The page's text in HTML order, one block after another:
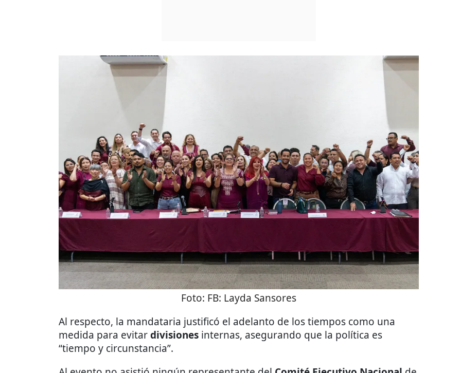
Foto: FB: Layda Sansores
Al respecto, la mandataria justificó el adelanto de los tiempos como una
medida para evitardivisiones internas, asegurando que la política es
“tiempo y circunstancia”.